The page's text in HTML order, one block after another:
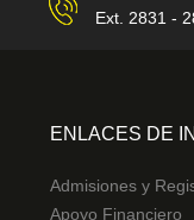
Ext. 2831 -
ENLACES DE
Admisiones y
Apoyo Financiero